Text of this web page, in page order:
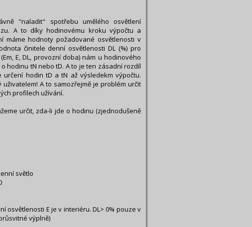
"naladit" spotřebu umělého osvětlení
A to díky hodinovému kroku výpočtu a
máme hodnoty požadované osvětlenosti v
činitele denní osvětlenosti DL (%) pro
E, DL, provozní doba) nám u hodinového
hodinu tN nebo tD. A to je ten zásadní rozdíl
určení hodin tD a tN až výsledekm výpočtu.
A to samozřejmě je problém určit
profilech užívání.
určit, zda-li jde o hodinu (zjednodušeně
světlo
osvětlenosti E je v interiéru. DL> 0% pouze v
výplně)